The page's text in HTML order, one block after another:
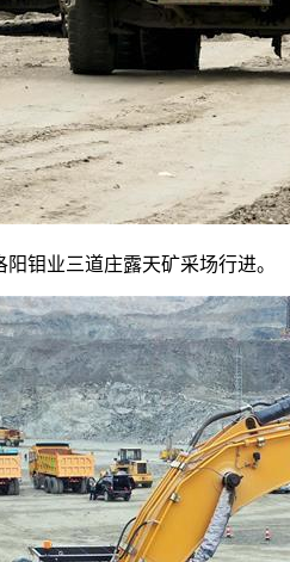
钼业三道庄露天矿采场行进。